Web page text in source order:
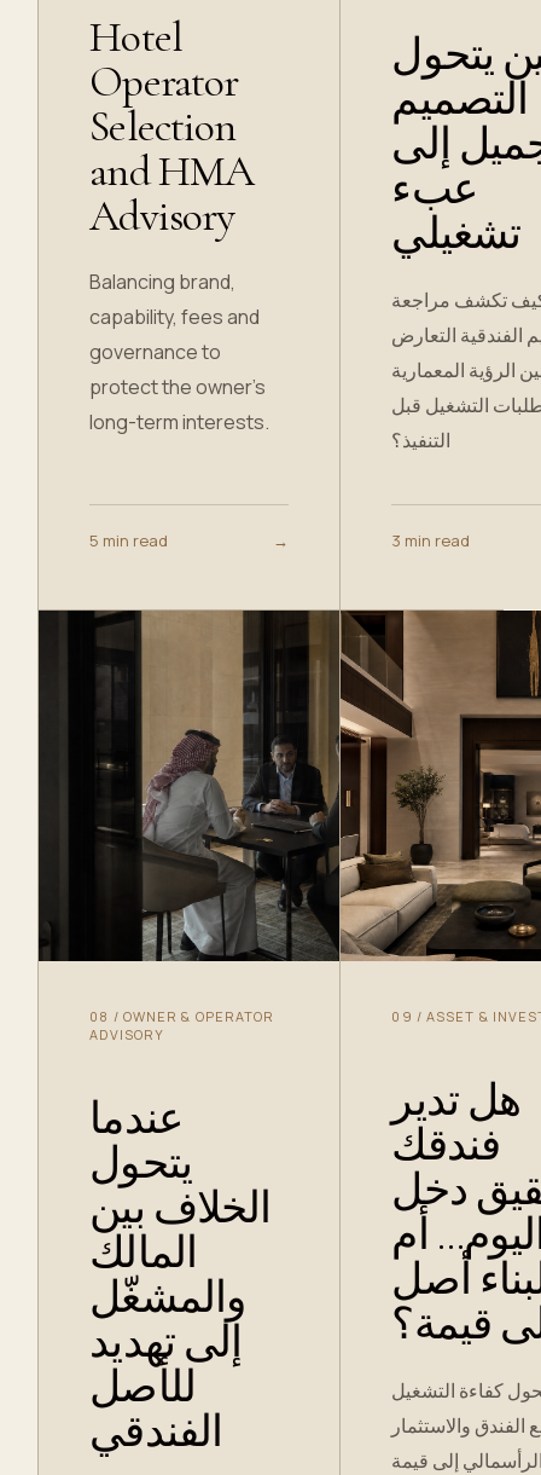
Hotel
Operator
Selection
and HMA
Advisory
Balancing brand,
capability, fees and
governance to
protect the owner’s
long-term interests.
5 min read →
يتحول
التصميم
إلى
عبء
تشغيلي
تكشف مراجعة
الفندقية التعارض
الرؤية المعمارية
التشغيل قبل
التنفيذ؟
3 min read
08 / OWNER & OPERATOR
ADVISORY
عندما
يتحول
الخلاف بين
المالك
والمشغّل
إلى تهديد
للأصل
الفندقي
09 / ASSET &
هل تدير
فندقك
دخل
أم
أصل
قيمة؟
كفاءة التشغيل
والاستثمار
إلى قيمة